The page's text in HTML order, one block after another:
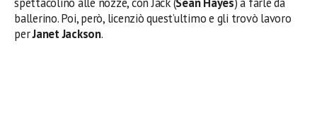
ballerino. Poi, però, licenziò quest’ultimo e gli trovò lavoro
perJanet Jackson.